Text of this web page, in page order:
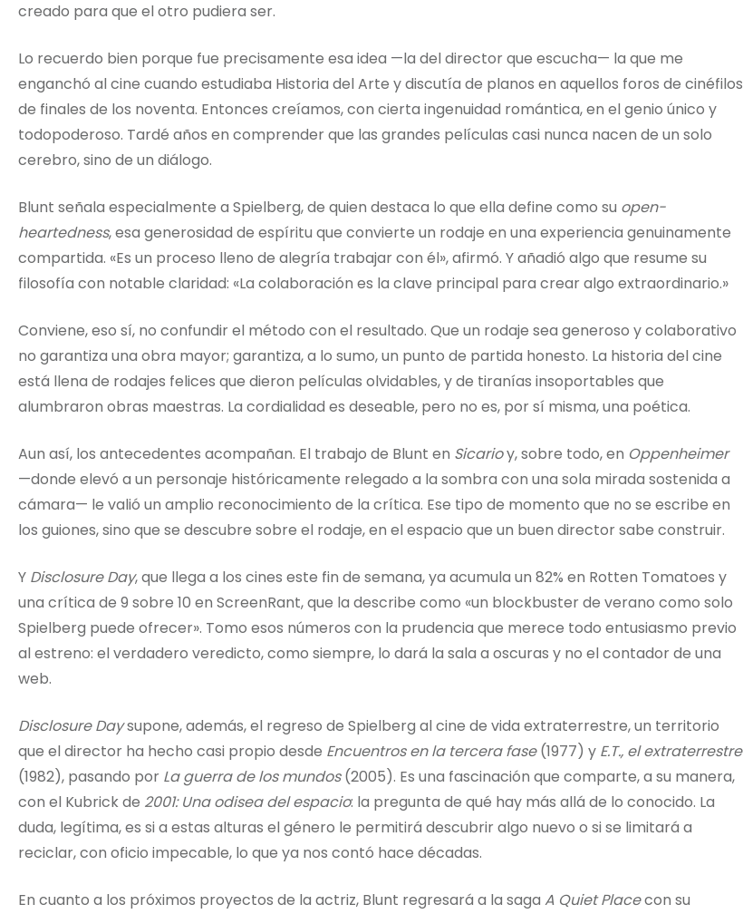
creado para que el otro pudiera ser.
Lo recuerdo bien porque fue precisamente esa idea —la del director que escucha— la que me
enganchó al cine cuando estudiaba Historia del Arte y discutía de planos en aquellos foros de cinéfilos
de finales de los noventa. Entonces creíamos, con cierta ingenuidad romántica, en el genio único y
todopoderoso. Tardé años en comprender que las grandes películas casi nunca nacen de un solo
cerebro, sino de un diálogo.
Blunt señala especialmente a Spielberg, de quien destaca lo que ella define como su open-
heartedness, esa generosidad de espíritu que convierte un rodaje en una experiencia genuinamente
compartida. «Es un proceso lleno de alegría trabajar con él», afirmó. Y añadió algo que resume su
filosofía con notable claridad: «La colaboración es la clave principal para crear algo extraordinario.»
Conviene, eso sí, no confundir el método con el resultado. Que un rodaje sea generoso y colaborativo
no garantiza una obra mayor; garantiza, a lo sumo, un punto de partida honesto. La historia del cine
está llena de rodajes felices que dieron películas olvidables, y de tiranías insoportables que
alumbraron obras maestras. La cordialidad es deseable, pero no es, por sí misma, una poética.
Aun así, los antecedentes acompañan. El trabajo de Blunt en Sicarioy, sobre todo, en Oppenheimer
—donde elevó a un personaje históricamente relegado a la sombra con una sola mirada sostenida a
cámara— le valió un amplio reconocimiento de la crítica. Ese tipo de momento que no se escribe en
los guiones, sino que se descubre sobre el rodaje, en el espacio que un buen director sabe construir.
Y Disclosure Day, que llega a los cines este fin de semana, ya acumula un 82% en Rotten Tomatoes y
una crítica de 9 sobre 10 en ScreenRant, que la describe como «un blockbuster de verano como solo
Spielberg puede ofrecer». Tomo esos números con la prudencia que merece todo entusiasmo previo
al estreno: el verdadero veredicto, como siempre, lo dará la sala a oscuras y no el contador de una
web.
Disclosure Daysupone, además, el regreso de Spielberg al cine de vida extraterrestre, un territorio
que el director ha hecho casi propio desde Encuentros en la tercera fase(1977) y E.T., el extraterrestre
(1982), pasando por La guerra de los mundos(2005). Es una fascinación que comparte, a su manera,
con el Kubrick de 2001: Una odisea del espacio: la pregunta de qué hay más allá de lo conocido. La
duda, legítima, es si a estas alturas el género le permitirá descubrir algo nuevo o si se limitará a
reciclar, con oficio impecable, lo que ya nos contó hace décadas.
En cuanto a los próximos proyectos de la actriz, Blunt regresará a la saga A Quiet Placecon su